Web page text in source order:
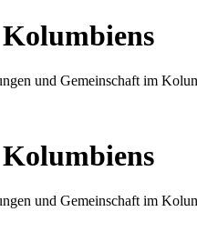
und Gemeinschaft im
und Gemeinschaft im